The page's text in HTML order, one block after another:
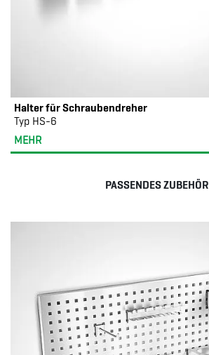
Halter für Schraubendreher
Typ HS-6
MEHR
PASSENDES ZUBEHÖR